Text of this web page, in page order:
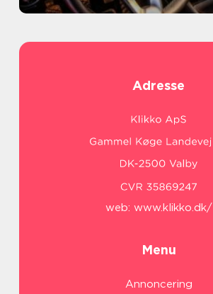
Adresse
web: www.klikko.dk/
Menu
Annoncering